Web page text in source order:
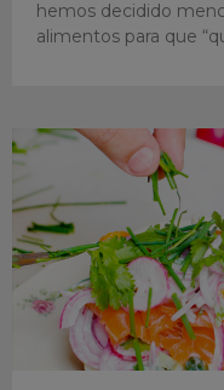
hemos decidido
alimentos para que